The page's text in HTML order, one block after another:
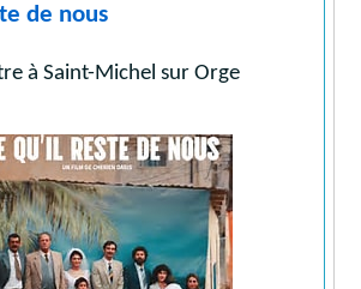
de nous
à Saint-Michel sur Orge